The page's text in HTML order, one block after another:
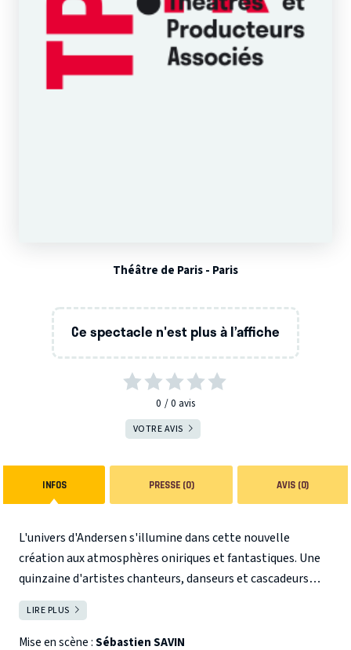
Théâtre de Paris - Paris
Ce spectacle n'est plus à l’affiche
0 0 avis
VOTRE AVIS
INFOS PRESSE (0) AVIS (0)
L'univers d'Andersen s'illumine dans cette nouvelle
création aux atmosphères oniriques et fantastiques. Une
quinzaine d'artistes chanteurs, danseurs et cascadeurs
intrépides enchantent le monde des sirènes, des chimères
sous-marines et des pirates échoués... Du grand spectacle
aux émotions sensibles !
LIRE PLUS
Mise en scène :Sébastien SAVIN